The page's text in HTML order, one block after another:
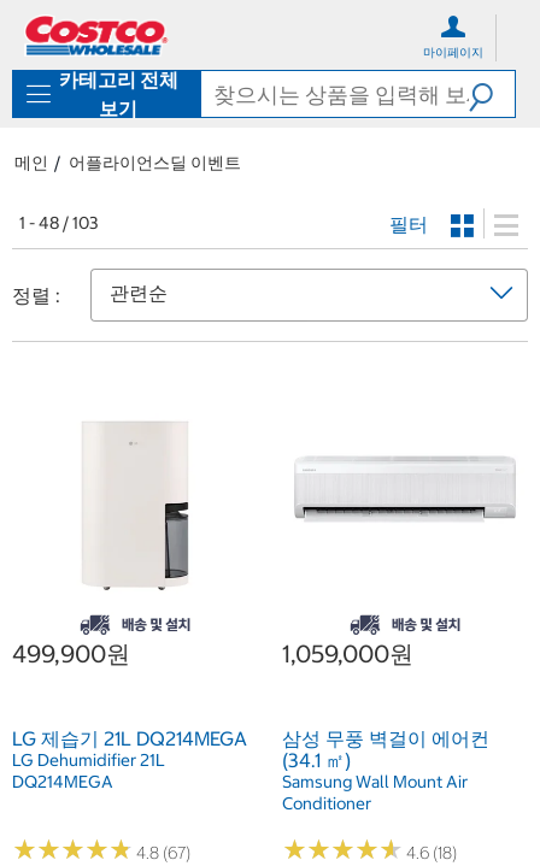
로
기
가
마이페이지
카테고리 전체
보기
메인 어플라이언스딜 이벤트
1 - 48 / 103 필터
정렬 :
499,900원
LG 제습기 21L DQ214MEGA
LG Dehumidifier 21L
DQ214MEGA
★★★★★
★★★★★ 4.8 (67)
1,059,000원
삼성 무풍 벽걸이 에어컨
(34.1 ㎡)
Samsung Wall Mount Air
Conditioner
★★★★★
★★★★★ 4.6 (18)